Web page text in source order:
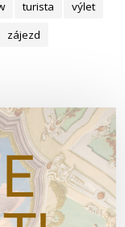
turista
výlet
zájezd